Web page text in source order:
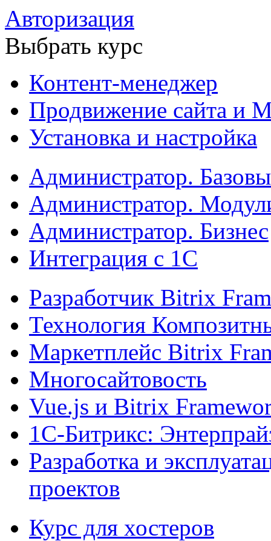
Авторизация
Выбрать курс
Контент-менеджер
Продвижение сайта и
Установка и настройка
Администратор.
Администратор.
Администратор. Бизнес
Интеграция с 1С
Разработчик Bitrix
Технология
Маркетплейс Bitrix
Многосайтовость
Vue.js и Bitrix
1С-Битрикс:
Разработка и
проектов
Курс для хостеров